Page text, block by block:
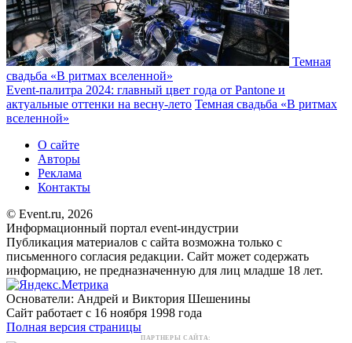
Темная
свадьба «В ритмах вселенной»
Event-палитра 2024: главный цвет года от Pantone и
актуальные оттенки на весну-лето Темная свадьба «В ритмах
вселенной»
О сайте
Авторы
Реклама
Контакты
© Event.ru, 2026
Информационный портал event-индустрии
Публикация материалов с сайта возможна только с
письменного согласия редакции. Сайт может содержать
информацию, не предназначенную для лиц младше 18 лет.
Основатели: Андрей и Виктория Шешенины
Сайт работает с 16 ноября 1998 года
Полная версия страницы
ПАРТНЕРЫ САЙТА: